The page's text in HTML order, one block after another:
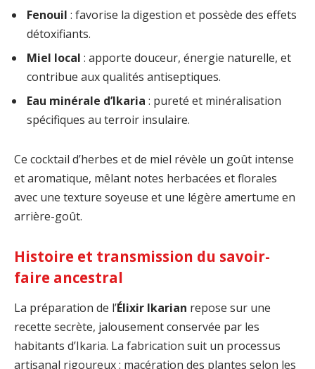
Fenouil : favorise la digestion et possède des effets
détoxifiants.
Miel local : apporte douceur, énergie naturelle, et
contribue aux qualités antiseptiques.
Eau minérale d’Ikaria : pureté et minéralisation
spécifiques au terroir insulaire.
Ce cocktail d’herbes et de miel révèle un goût intense
et aromatique, mêlant notes herbacées et florales
avec une texture soyeuse et une légère amertume en
arrière-goût.
Histoire et transmission du savoir-
faire ancestral
La préparation de l’Élixir Ikarian repose sur une
recette secrète, jalousement conservée par les
habitants d’Ikaria. La fabrication suit un processus
artisanal rigoureux : macération des plantes selon les